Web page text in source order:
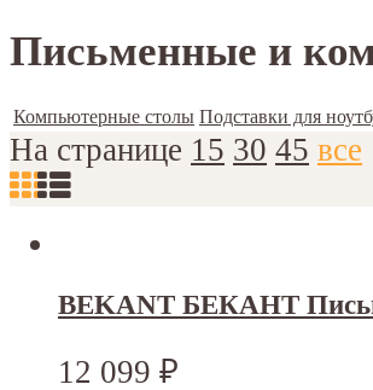
Письменные и
Компьютерные столы Подставки для
На странице 15 30 45 все
BEKANT БЕКАНТ
12 099 ₽